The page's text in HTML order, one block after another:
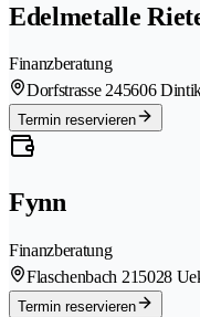
Edelmetalle
Finanzberatung
Dorfstrasse 245606
Termin reservieren
Fynn
Finanzberatung
Flaschenbach 215028
Termin reservieren